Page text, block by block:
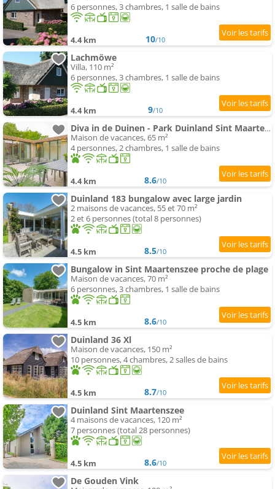
6 personnes, 3 chambres, 1 salle de bains
4.4 km 10/10
Lachmöwe
Villa, 110 m²
6 personnes, 3 chambres, 1 salle de bains
4.4 km 9/10
Diva in de Duinen - Park Duinland Sint Maartenszee
Maison de vacances, 65 m²
4 personnes, 2 chambres, 1 salle de bains
4.4 km 8.6/10
Duinland 183 bungalow avec large jardin
2 maisons de vacances, 55 et 70 m²
2 et 6 personnes (total 8 personnes)
4.5 km 8.5/10
Bungalow in Sint Maartenszee proche de plage
Maison de vacances, 70 m²
6 personnes, 3 chambres, 1 salle de bains
4.5 km 8.6/10
Duinland 36 Xl
Maison de vacances, 150 m²
10 personnes, 4 chambres, 2 salles de bains
4.5 km 8.7/10
Duinland Sint Maartenszee
4 maisons de vacances, 120 m²
7 personnes (total 28 personnes)
4.5 km 8.6/10
De Gouden Vink